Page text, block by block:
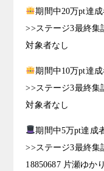
期間中20万pt達成
>>ステージ3最終集
対象者なし
期間中10万pt達成
>>ステージ3最終集
対象者なし
期間中5万pt達成
>>ステージ3最終集
18850687 片瀬ゆかり